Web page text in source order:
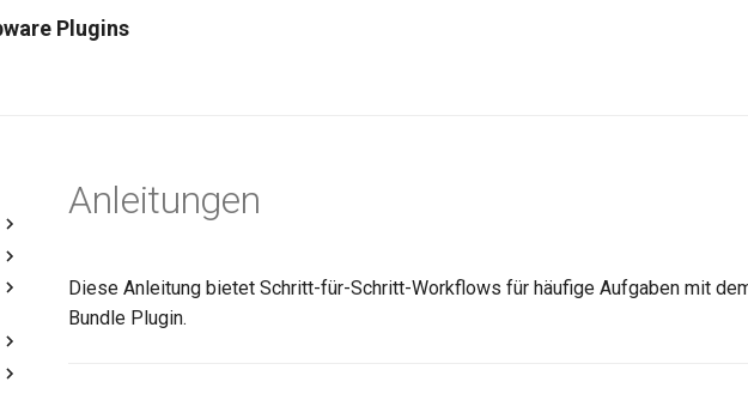
Plugins
Anleitungen
Diese Anleitung bietet Schritt-für-Schritt-Workflows für häufige Aufgaben mit
Bundle Plugin.